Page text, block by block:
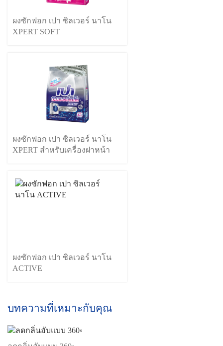
ผงซักฟอก เปา ซิลเวอร์ นาโน
XPERT SOFT
ผงซักฟอก เปา ซิลเวอร์ นาโน
XPERT สำหรับเครื่องฝาหน้า
ผงซักฟอก เปา ซิลเวอร์ นาโน
ACTIVE
บทความที่เหมาะกับคุณ